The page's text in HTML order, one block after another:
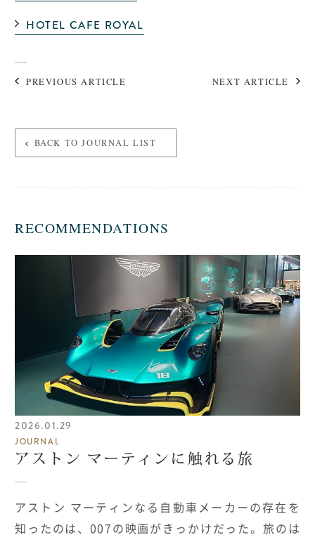
HOTEL CAFE ROYAL
PREVIOUS ARTICLE NEXT ARTICLE
BACK TO JOURNAL LIST
RECOMMENDATIONS
2026.01.29
JOURNAL
アストン マーティンに触れる旅
アストン マーティンなる自動車メーカーの存在を
知ったのは、007の映画がきっかけだった。旅のは